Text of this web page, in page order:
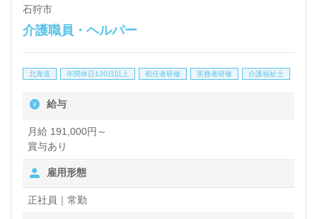
宅介護支援事務所併設の事業所様！◎
看護助手や介護職経験のある方をお迎えします。グル
ープホームでの勤務経験は問いません。住宅手当、食
事手当（1食260円）等の手厚い福利厚生、自分らし
くいきいきと働ける職場環境もおすすめポイント！
『介護職経験を活かし、ご利用者様のお役に立ちた
い』『認知症関連の資格取得を目指している、専門性
を高めたい』『少人数制で寄り添った介護支援を実現
したい』『豊富なキャリアパス、今後のキャリアが思
い描ける職場で働きたい』『環境を変えて働きたい』
石狩市
介護職員・ヘルパー
北海道 年間休日120日以上 初任者研修 実務者研修 介護福祉士
給与
月給 191,000円～
賞与あり
雇用形態
正社員｜常勤